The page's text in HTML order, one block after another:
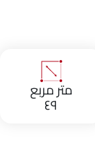
متر مربع
٤٩